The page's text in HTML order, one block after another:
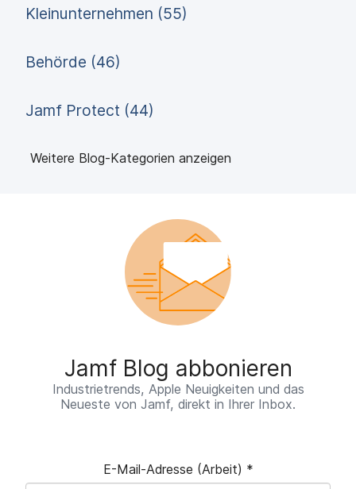
Kleinunternehmen (55)
Behörde (46)
Jamf Protect (44)
Weitere Blog-Kategorien anzeigen
Jamf Blog abbonieren
Industrietrends, Apple Neuigkeiten und das
Neueste von Jamf, direkt in Ihrer Inbox.
E-Mail-Adresse (Arbeit) *